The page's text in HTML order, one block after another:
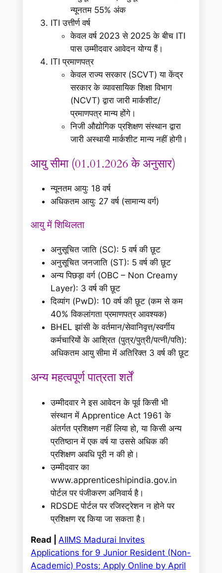
न्यूनतम 55% अंक
ITI उत्तीर्ण वर्ष
केवल वर्ष 2023 से 2025 के बीच ITI
पास उम्मीदवार आवेदन योग्य हैं।
ITI प्रमाणपत्र
केवल राज्य सरकार (SCVT) या केंद्र
सरकार के व्यावसायिक शिक्षा विभाग
(NCVT) द्वारा जारी मार्कशीट/
प्रमाणपत्र मान्य होंगे।
निजी औद्योगिक प्रशिक्षण संस्थान द्वारा
जारी अस्थायी मार्कशीट मान्य नहीं होगी।
आयु सीमा (01.01.2026 के अनुसार)
न्यूनतम आयु: 18 वर्ष
अधिकतम आयु: 27 वर्ष (सामान्य वर्ग)
आयु में शिथिलता
अनुसूचित जाति (SC): 5 वर्ष की छूट
अनुसूचित जनजाति (ST): 5 वर्ष की छूट
अन्य पिछड़ा वर्ग (OBC – Non Creamy
Layer): 3 वर्ष की छूट
दिव्यांग (PwD): 10 वर्ष की छूट (कम से कम
40% विकलांगता प्रमाणपत्र आवश्यक)
BHEL झांसी के वर्तमान/सेवानिवृत्त/स्वर्गीय
कर्मचारियों के आश्रित (पुत्र/पुत्री/पत्नी/पति):
अधिकतम आयु सीमा में अतिरिक्त 3 वर्ष की छूट
अन्य महत्वपूर्ण पात्रता शर्तें
उम्मीदवार ने इस आवेदन के पूर्व किसी भी
संस्थान में Apprentice Act 1961 के
अंतर्गत प्रशिक्षण नहीं लिया हो, या किसी अन्य
प्रतिष्ठान में एक वर्ष या उससे अधिक की
प्रशिक्षण अवधि पूरी न की हो।
उम्मीदवार का
www.apprenticeshipindia.gov.in
पोर्टल पर पंजीकरण अनिवार्य है।
RDSDE पोर्टल पर रजिस्ट्रेशन न होने पर
प्रशिक्षण रद्द किया जा सकता है।
Read |AIIMS Madurai Invites
Applications for 9 Junior Resident (Non-
Academic) Posts; Apply Online by April